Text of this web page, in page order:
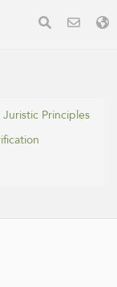
Principles